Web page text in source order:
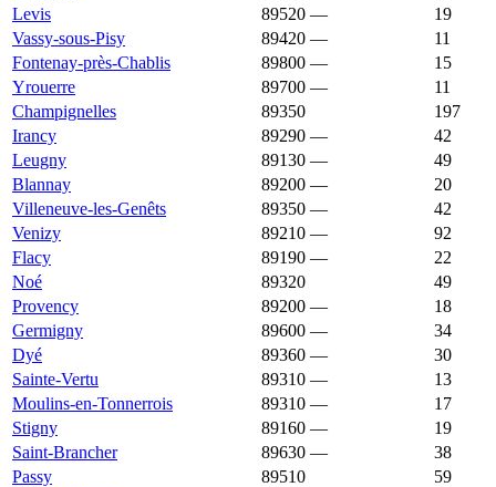
Levis
89520 —
19
Vassy-sous-Pisy
89420 —
11
Fontenay-près-Chablis
89800 —
15
Yrouerre
89700 —
11
Champignelles
89350
197
Irancy
89290 —
42
Leugny
89130 —
49
Blannay
89200 —
20
Villeneuve-les-Genêts
89350 —
42
Venizy
89210 —
92
Flacy
89190 —
22
Noé
89320
49
Provency
89200 —
18
Germigny
89600 —
34
Dyé
89360 —
30
Sainte-Vertu
89310 —
13
Moulins-en-Tonnerrois
89310 —
17
Stigny
89160 —
19
Saint-Brancher
89630 —
38
Passy
89510
59